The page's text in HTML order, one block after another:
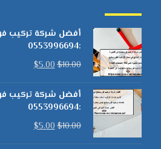
أفضل شركة تركيب
:0553996694
$10.00
$5.00
أفضل شركة تركيب
:0553996694
$10.00
$5.00